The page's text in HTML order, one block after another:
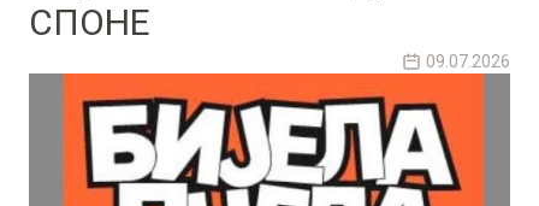
СПОНЕ
09.07.2026